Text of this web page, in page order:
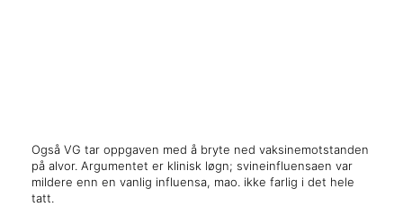
Også VG tar oppgaven med å bryte ned vaksinemotstanden
på alvor. Argumentet er klinisk løgn; svineinfluensaen var
mildere enn en vanlig influensa, mao. ikke farlig i det hele
tatt.